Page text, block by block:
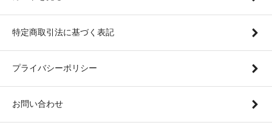
特定商取引法に基づく表記
プライバシーポリシー
お問い合わせ